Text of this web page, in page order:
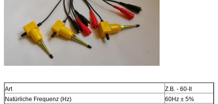
Art
Z.B. - 60-II
Natürliche Frequenz (Hz)
60Hz ± 5%